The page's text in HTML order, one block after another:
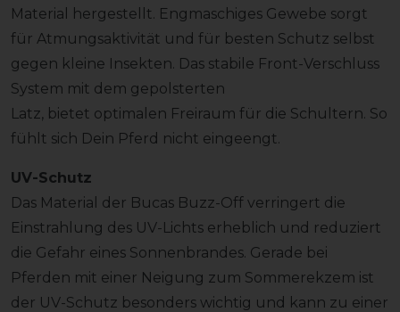
Material hergestellt. Engmaschiges Gewebe sorgt
für Atmungsaktivität und für besten Schutz selbst
gegen kleine Insekten. Das stabile Front-Verschluss
System mit dem gepolsterten
Latz, bietet optimalen Freiraum für die Schultern. So
fühlt sich Dein Pferd nicht eingeengt.
UV-Schutz
Das Material der Bucas Buzz-Off verringert die
Einstrahlung des UV-Lichts erheblich und reduziert
die Gefahr eines Sonnenbrandes. Gerade bei
Pferden mit einer Neigung zum Sommerekzem ist
der UV-Schutz besonders wichtig und kann zu einer